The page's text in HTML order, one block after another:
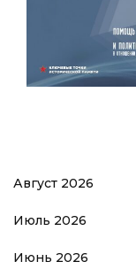
Август 2026
Июль 2026
Июнь 2026